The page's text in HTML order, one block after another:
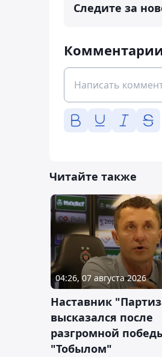
Следите за
Читайте также
04:26, 07 августа 2026
Наставник
высказался после
разгромной
"Тобылом"